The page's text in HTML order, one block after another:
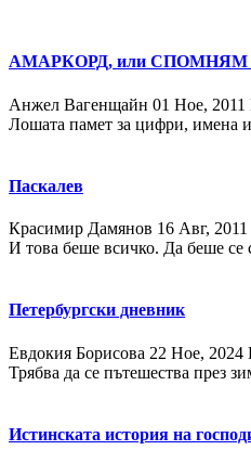
АМАРКОРД, или СПОМНЯМ
Анжел Вагенщайн 01 Ное, 2011
Лошата памет за цифри, имена
Паскалев
Красимир Дамянов 16 Авг, 2011
И това беше всичко. Да беше се
Петербургски дневник
Евдокия Борисова 22 Ное, 2024
Трябва да се пътешества през
Истинската история на